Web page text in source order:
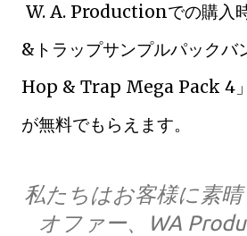
W. A. Productionでの購入
&トラップサンプルパック
Hop & Trap Mega Pack 4
が無料でもらえます。
私たちはお客様に素
オファー、WA